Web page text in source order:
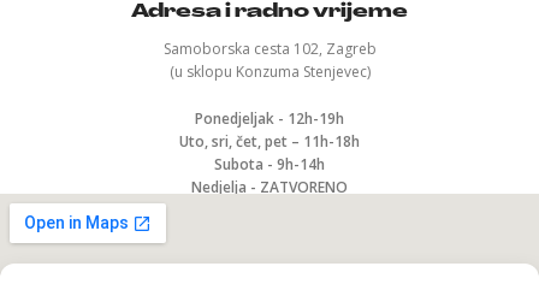
Adresa i radno vrijeme
Samoborska cesta 102, Zagreb
(u sklopu Konzuma Stenjevec)
Ponedjeljak - 12h-19h
Uto, sri, čet, pet – 11h-18h
Subota - 9h-14h
Nedjelja - ZATVORENO